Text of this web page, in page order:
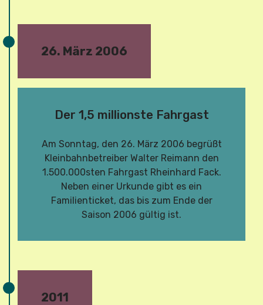
26. März 2006
Der 1,5 millionste Fahrgast
Am Sonntag, den 26. März 2006 begrüßt
Kleinbahnbetreiber Walter Reimann den
1.500.000sten Fahrgast Rheinhard Fack.
Neben einer Urkunde gibt es ein
Familienticket, das bis zum Ende der
Saison 2006 gültig ist.
2011